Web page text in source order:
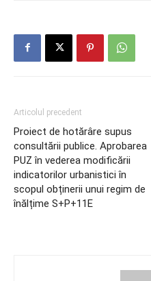
Articolul precedent
Proiect de hotărâre supus
consultării publice. Aprobarea
PUZ în vederea modificării
indicatorilor urbanistici în
scopul obținerii unui regim de
înălțime S+P+11E